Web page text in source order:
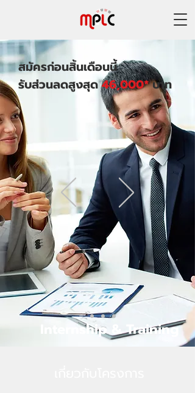
สมัครก่อนสิ้นเดือนนี้
รับส่วนลดสูงสุด46,000*บาท
Internship & Training